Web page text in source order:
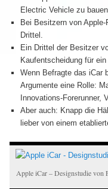
Electric Vehicle zu
Bei Besitzern von
Drittel.
Ein Drittel der Besitzer
Kaufentscheidung für
Wenn Befragte das iCar
Argumente eine Rolle:
Innovations-Forerunner,
Aber auch: Knapp die
lieber von einem
Apple iCar – Designstudie von